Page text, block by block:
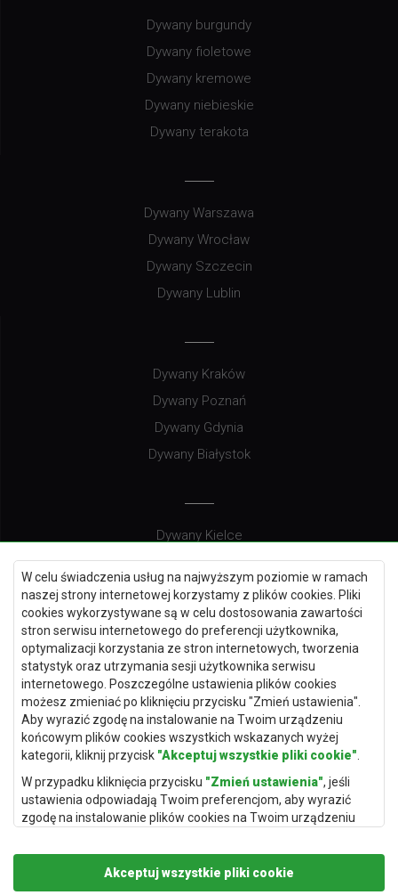
W celu świadczenia usług na najwyższym poziomie w ramach
naszej strony internetowej korzystamy z plików cookies. Pliki
cookies wykorzystywane są w celu dostosowania zawartości
stron serwisu internetowego do preferencji użytkownika,
optymalizacji korzystania ze stron internetowych, tworzenia
statystyk oraz utrzymania sesji użytkownika serwisu
internetowego. Poszczególne ustawienia plików cookies
możesz zmieniać po kliknięciu przycisku "Zmień ustawienia".
Aby wyrazić zgodę na instalowanie na Twoim urządzeniu
końcowym plików cookies wszystkich wskazanych wyżej
kategorii, kliknij przycisk "Akceptuj wszystkie pliki cookie"
W przypadku kliknięcia przycisku "Zmień ustawienia", jeśli
ustawienia odpowiadają Twoim preferencjom, aby wyrazić
zgodę na instalowanie plików cookies na Twoim urządzeniu
"Zapisz i zaakceptuj".
Podstawą przetwarzania danych osobowych, w zakresie w
Akceptuj wszystkie pliki cookie
Dywany burgundy
Dywany fioletowe
Dywany kremowe
Dywany niebieskie
Dywany terakota
Dywany Warszawa
Dywany Wrocław
Dywany Szczecin
Dywany Lublin
Dywany Kraków
Dywany Poznań
Dywany Gdynia
Dywany Białystok
Dywany Kielce
Dywany Gdańsk
Dywany Toruń
Dywany Bydgoszcz
Dywany Łódź
Dywany Katowice
Dywany Rzeszów
Dywany Częstochowa